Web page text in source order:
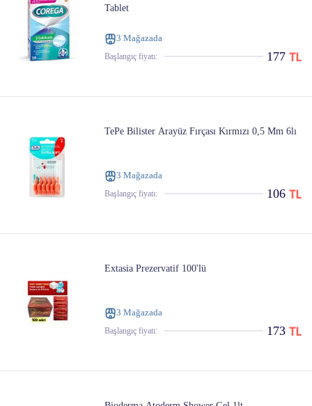
Tablet
3 Mağazada
Başlangıç ​​fiyatı: 177
TePe Bilister Arayüz Fırçası Kırmızı 0,5 Mm 6lı
3 Mağazada
Başlangıç ​​fiyatı: 106
Extasia Prezervatif 100'lü
3 Mağazada
Başlangıç ​​fiyatı: 173